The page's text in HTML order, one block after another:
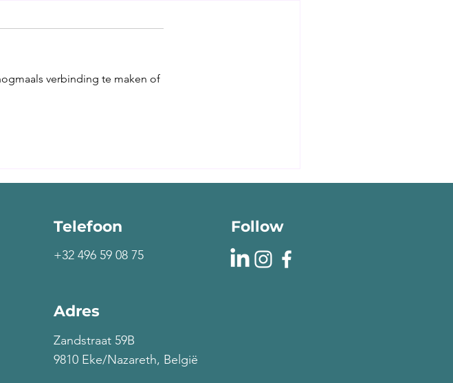
verbinding te maken of
Telefoon
+32 496 59 08 75
Adres
Zandstraat 59B
9810 Eke/Nazareth, België
Follow